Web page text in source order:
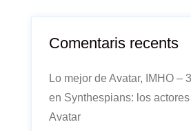
Comentaris recents
Lo mejor de Avatar, IMHO –
en Synthespians: los
Avatar